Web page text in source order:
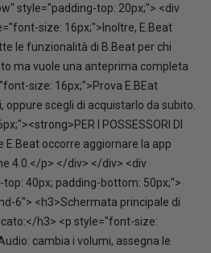
style="padding-top: 20px;"> <div
size: 16px;">Inoltre, E.Beat
le funzionalità di B.Beat per chi
ma vuole una anteprima completa
size: 16px;">Prova E.BEat
scegli di acquistarlo da subito.
I POSSESSORI DI
E.Beat occorre aggiornare la app
4.0.</p> </div> </div> <div
40px; padding-bottom: 50px;">
6"> <h3>Schermata principale di
h3> <p style="font-size:
cambia i volumi, assegna le